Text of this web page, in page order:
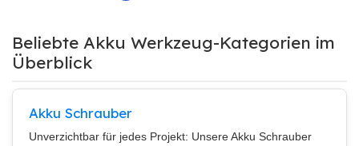
Beliebte Akku Werkzeug-Kategorien im
Überblick
Akku Schrauber
Unverzichtbar für jedes Projekt: Unsere Akku Schrauber